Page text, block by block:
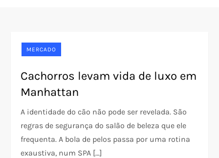
MERCADO
Cachorros levam vida de luxo em
Manhattan
A identidade do cão não pode ser revelada. São
regras de segurança do salão de beleza que ele
frequenta. A bola de pelos passa por uma rotina
exaustiva, num SPA […]